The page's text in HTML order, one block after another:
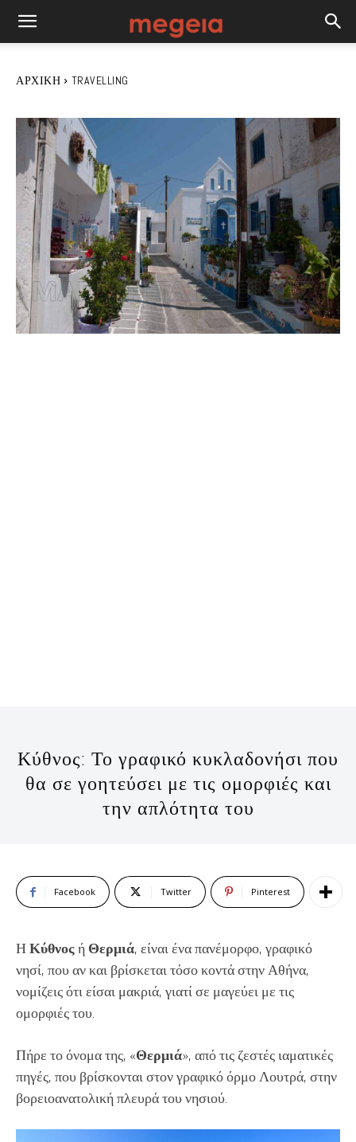
ΑΡΧΙΚΉ TRAVELLING
Κύθνος: Το γραφικό κυκλαδονήσι που
θα σε γοητεύσει με τις ομορφιές και
την απλότητα του
Facebook Twitter Pinterest
ΗΚύθνοςή Θερμιά, είναι ένα πανέμορφο, γραφικό
νησί, που αν και βρίσκεται τόσο κοντά στην Αθήνα,
νομίζεις ότι είσαι μακριά, γιατί σε μαγεύει με τις
ομορφιές του.
Πήρε το όνομα της, «Θερμιά», από τις ζεστές ιαματικές
πηγές, που βρίσκονται στον γραφικό όρμο Λουτρά, στην
βορειοανατολική πλευρά του νησιού.